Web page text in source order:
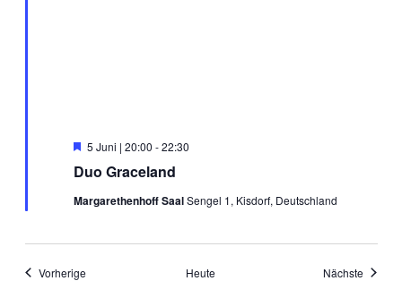
Duo Graceland
Hervorgehoben
5 Juni | 20:00 -22:30
Margarethenhoff SaalSengel 1, Kisdorf, Deutschland
VorherigeVeranstaltungen Heute Nächste